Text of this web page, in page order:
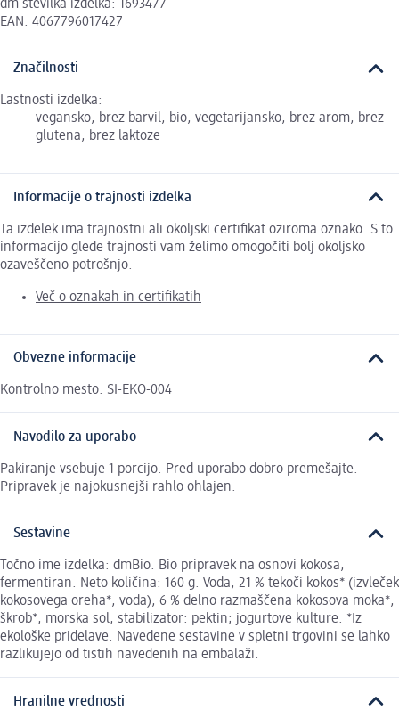
dm številka izdelka: 1693477
EAN: 4067796017427
Značilnosti
Lastnosti izdelka:
vegansko, brez barvil, bio, vegetarijansko, brez arom, brez
glutena, brez laktoze
Informacije o trajnosti izdelka
Ta izdelek ima trajnostni ali okoljski certifikat oziroma oznako. S to
informacijo glede trajnosti vam želimo omogočiti bolj okoljsko
ozaveščeno potrošnjo.
Več o oznakah in certifikatih
Obvezne informacije
Kontrolno mesto: SI-EKO-004
Navodilo za uporabo
Pakiranje vsebuje 1 porcijo. Pred uporabo dobro premešajte.
Pripravek je najokusnejši rahlo ohlajen.
Sestavine
Točno ime izdelka: dmBio. Bio pripravek na osnovi kokosa,
fermentiran. Neto količina: 160 g. Voda, 21 % tekoči kokos* (izvleček
kokosovega oreha*, voda), 6 % delno razmaščena kokosova moka*,
škrob*, morska sol, stabilizator: pektin; jogurtove kulture. *Iz
ekološke pridelave. Navedene sestavine v spletni trgovini se lahko
razlikujejo od tistih navedenih na embalaži.
Hranilne vrednosti